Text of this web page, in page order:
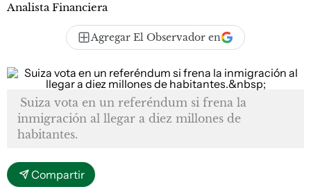
Analista Financiera
Agregar El Observador en
Suiza vota en un referéndum si frena la
inmigración al llegar a diez millones de
habitantes.
Compartir